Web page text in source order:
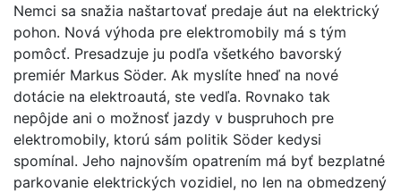
Nemci sa snažia naštartovať predaje áut na elektrický
pohon. Nová výhoda pre elektromobily má s tým
pomôcť. Presadzuje ju podľa všetkého bavorský
premiér Markus Söder. Ak myslíte hneď na nové
dotácie na elektroautá, ste vedľa. Rovnako tak
nepôjde ani o možnosť jazdy v buspruhoch pre
elektromobily, ktorú sám politik Söder kedysi
spomínal. Jeho najnovším opatrením má byť bezplatné
parkovanie elektrických vozidiel, no len na obmedzený